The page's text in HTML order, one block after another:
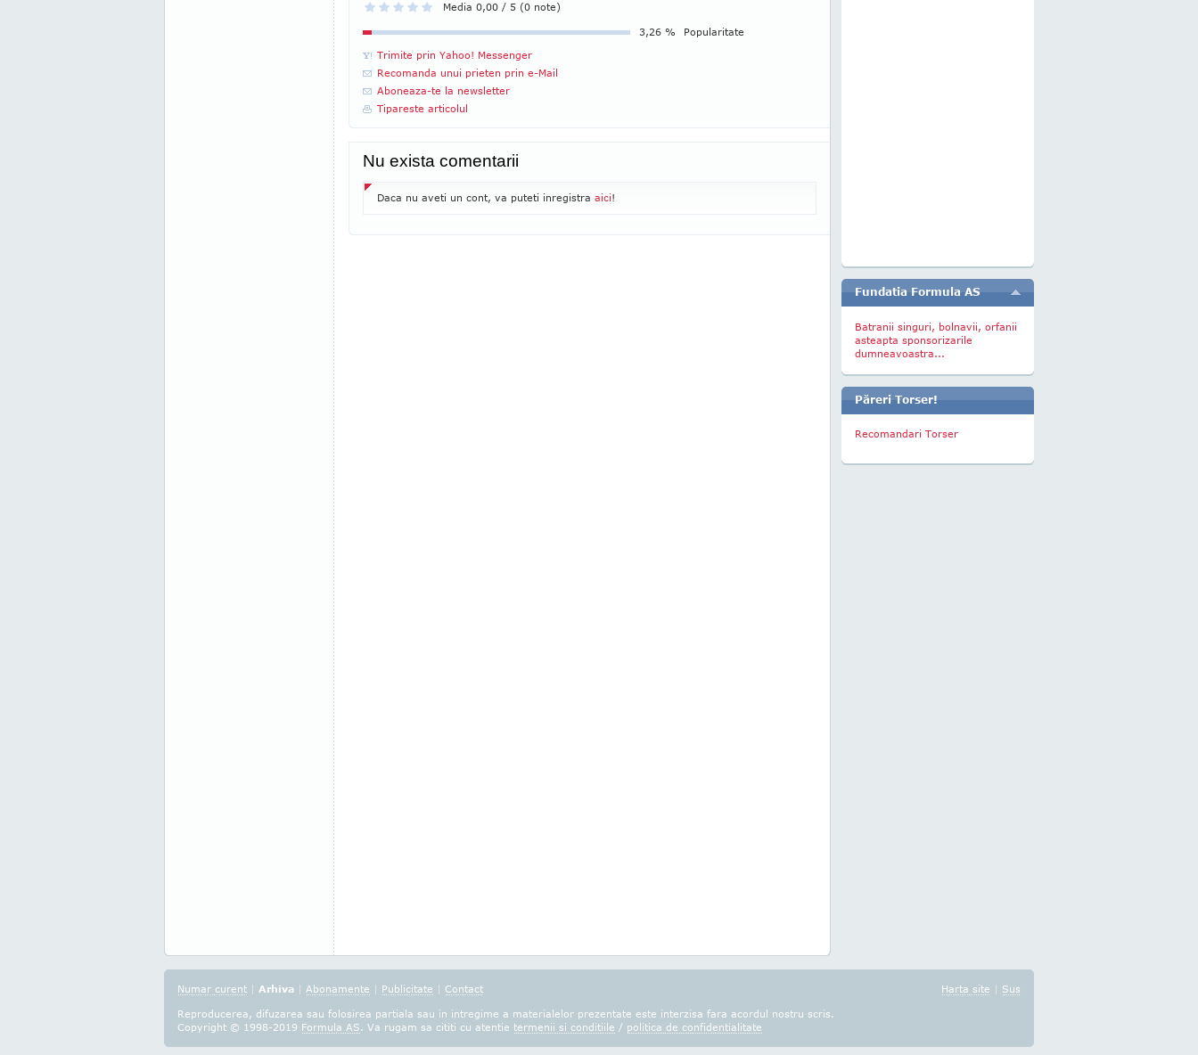
Media 0,00 / 5 (0 note)
Popularitate
3,26 %
Trimite prin Yahoo! Messenger
Recomanda unui prieten prin e-Mail
Aboneaza-te la newsletter
Tipareste articolul
Nu exista comentarii
Daca nu aveti un cont, va puteti inregistra aici!
Fundatia Formula AS
Batranii singuri, bolnavii, orfanii
asteapta sponsorizarile
dumneavoastra...
Păreri Torser!
Recomandari Torser
Harta site | Sus
Numar curent | Arhiva | Abonamente | Publicitate | Contact
Reproducerea, difuzarea sau folosirea partiala sau in intregime a materialelor prezentate este interzisa fara acordul nostru scris.
Copyright © 1998-2019 Formula AS. Va rugam sa cititi cu atentie termenii si conditiile / politica de confidentialitate